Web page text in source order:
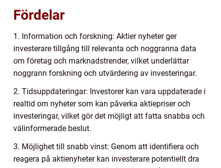
Fördelar
1. Information och forskning: Aktier nyheter ger
investerare tillgång till relevanta och noggranna data
om företag och marknadstrender, vilket underlättar
noggrann forskning och utvärdering av investeringar.
2. Tidsuppdateringar: Investorer kan vara uppdaterade i
realtid om nyheter som kan påverka aktiepriser och
investeringar, vilket gör det möjligt att fatta snabba och
välinformerade beslut.
3. Möjlighet till snabb vinst: Genom att identifiera och
reagera på aktienyheter kan investerare potentiellt dra